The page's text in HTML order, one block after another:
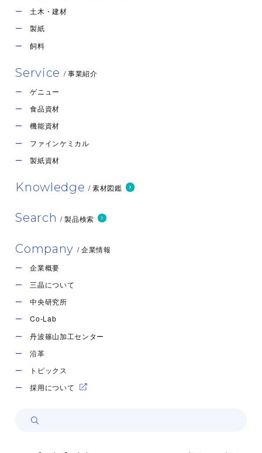
土木・建材
製紙
飼料
Service / 事業紹介
ゲニュー
食品資材
機能資材
ファインケミカル
製紙資材
Knowledge / 素材図鑑
Search / 製品検索
Company / 企業情報
企業概要
三晶について
中央研究所
Co-Lab
丹波篠山加工センター
沿革
トピックス
採用について